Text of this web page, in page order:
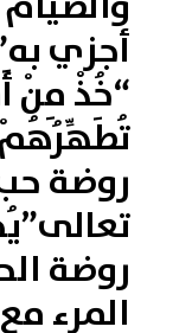
أجزي
“خُذْ مِنْ
روضة
روضة
المرء